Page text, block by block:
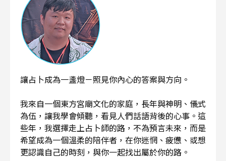
讓占卜成為一盞燈－照見你內心的答案與方向。
我來自一個東方宮廟文化的家庭，長年與神明、儀式
為伍，讓我學會傾聽，看見人們話語背後的心事。這
些年，我選擇走上占卜師的路，不為預言未來，而是
希望成為一個溫柔的陪伴者，在你迷惘、疲憊、或想
更認識自己的時刻，與你一起找出屬於你的路。